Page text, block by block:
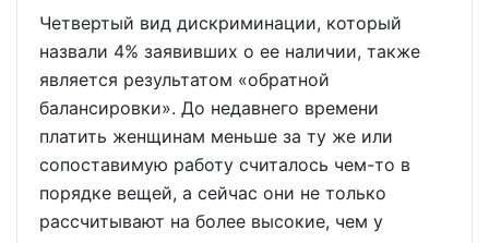
Четвертый вид дискриминации, который
назвали 4% заявивших о ее наличии, также
является результатом «обратной
балансировки». До недавнего времени
платить женщинам меньше за ту же или
сопоставимую работу считалось чем-то в
порядке вещей, а сейчас они не только
рассчитывают на более высокие, чем у